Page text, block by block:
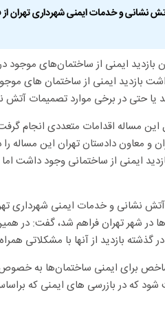
نشانی و خدمات ایمنی شهرداری تهران از
بازدید ایمنی از ساختمان‌های
ایمنی از ساختمان های موجود
حتی در برخی موارد تصمیمات آتش
این مساله اقدامات متعددی انجام
و معاون دادستان تهران این مساله
ایمنی از ساختمانی وجود داشت
نشانی و خدمات ایمنی شهرداری
در شهر تهران فراهم شد، گفت: در همین
بازدید از آنها با مشکلاتی
با بیان اینکه ۲۸ شاخص برای ایمنی
شود که در بازرسی های ایمنی که